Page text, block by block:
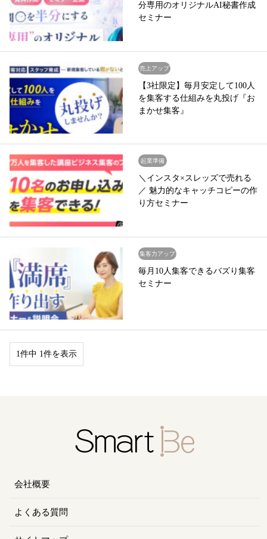
分専用のオリジナルAI秘書作成
セミナー
売上アップ
【3社限定】毎月安定して100人
を集客する仕組みを丸投げ『お
まかせ集客』
起業準備
＼インスタ×スレッズで売れる
／ 魅力的なキャッチコピーの作
り方セミナー
集客力アップ
毎月10人集客できるバズり集客
セミナー
1件中 1件を表示
会社概要
よくある質問